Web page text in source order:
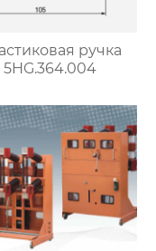
ручка
5HG.364.004